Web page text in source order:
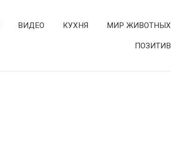
ВИДЕО КУХНЯ МИР ЖИВОТНЫХ
ПОЗИТИВ